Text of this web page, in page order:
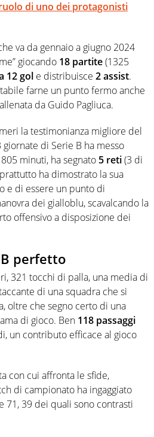
di uno dei protagonisti
va da gennaio a giugno 2024
giocando 18 partite(1325
12 gol e distribuisce 2 assist.
farne un punto fermo anche
da Guido Pagliuca.
la testimonianza migliore del
di Serie B ha messo
minuti, ha segnato 5 reti(3 di
ha dimostrato la sua
e di essere un punto di
dei gialloblu, scavalcando la
offensivo a disposizione dei
perfetto
321 tocchi di palla, una media di
di una squadra che si
oltre che segno certo di una
di gioco. Ben 118 passaggi
un contributo efficace al gioco
con cui affronta le sfide,
di campionato ha ingaggiato
71, 39 dei quali sono contrasti